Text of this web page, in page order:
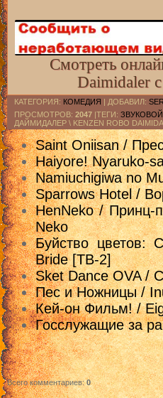
9 серия[VK]
10
11
12
Смотреть
Daimidaler
КАТЕГОРИЯ: КОМЕДИЯ | ДОБАВИЛ:
ПРОСМОТРОВ: 2047 |ТЕГИ: ЗВУКОВОЙ
ДАЙМИДАЛЕР \ KENZEN ROBO
Saint Oniisan /
Haiyore! Nyaruko-
Namiuchigiwa no
Sparrows Hotel /
HenNeko / Принц-
Neko
Буйство цветов:
Bride [ТВ-2]
Sket Dance OVA /
Пес и Ножницы /
Кей-он Фильм! /
Госслужащие за
Всего комментариев:0